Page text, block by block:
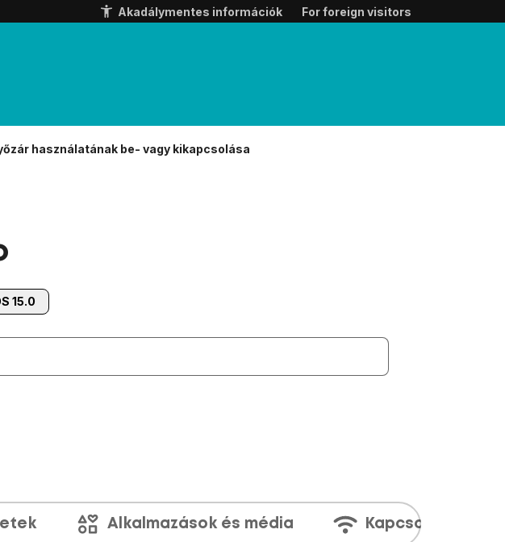
Akadálymentes információk For foreign visitors
használatának be- vagy kikapcsolása
15.0
a mező alatt
Alkalmazások és média Kapcsolatok